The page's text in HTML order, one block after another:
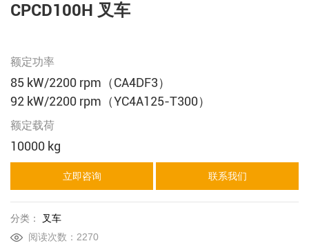
CPCD100H 叉车
额定功率
85 kW/2200 rpm（CA4DF3）
92 kW/2200 rpm（YC4A125-T300）
额定载荷
10000 kg
立即咨询 联系我们
分类：
叉车
阅读次数：2270